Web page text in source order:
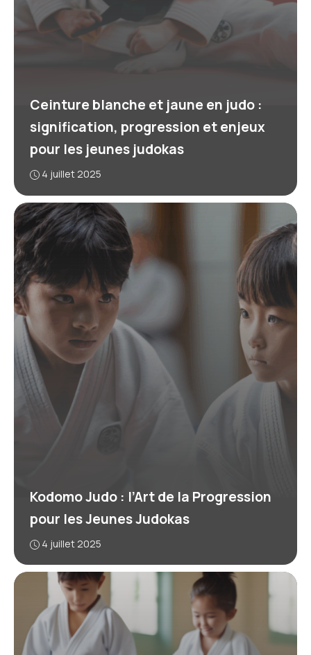
Ceinture blanche et jaune en judo :
signification, progression et enjeux
pour les jeunes judokas
4 juillet 2025
Kodomo Judo : l’Art de la Progression
pour les Jeunes Judokas
4 juillet 2025